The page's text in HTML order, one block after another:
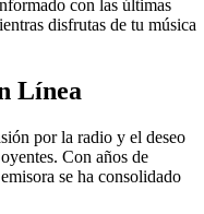
con las últimas
disfrutas de tu música
Línea
por la radio y el deseo
Con años de
se ha consolidado